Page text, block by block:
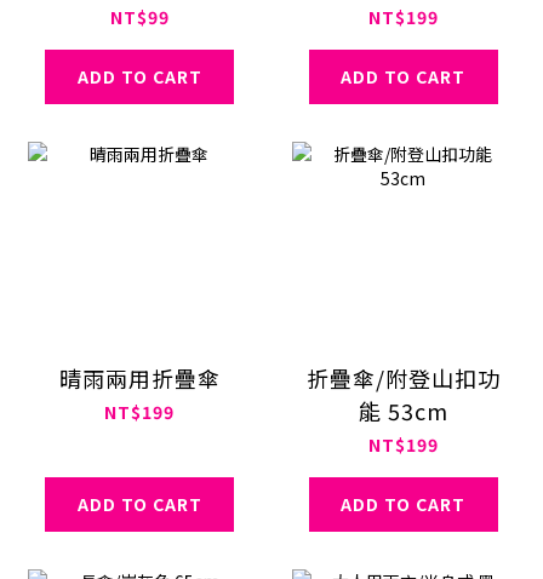
NT$99
ADD TO CART
NT$199
ADD TO CART
晴雨兩用折疊傘
NT$199
ADD TO CART
折疊傘/附登山扣功
能 53cm
NT$199
ADD TO CART